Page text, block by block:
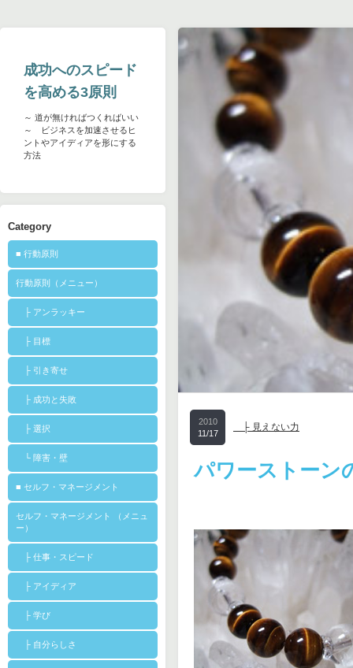
成功へのスピード
を高める3原則
～ 道が無ければつくればいい
～ ビジネスを加速させるヒ
ントやアイディアを形にする
方法
Category
■ 行動原則
行動原則（メニュー）
├ アンラッキー
├ 目標
├ 引き寄せ
├ 成功と失敗
├ 選択
└ 障害・壁
■ セルフ・マネージメント
セルフ・マネージメント （メニュ
ー）
├ 仕事・スピード
├ アイディア
├ 学び
├ 自分らしさ
2010
11/17
├ 見えない力
パワーストーン